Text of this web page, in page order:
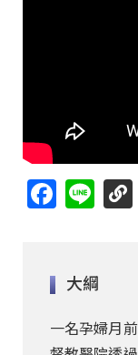
Facebook
Line
大綱
一名孕婦月